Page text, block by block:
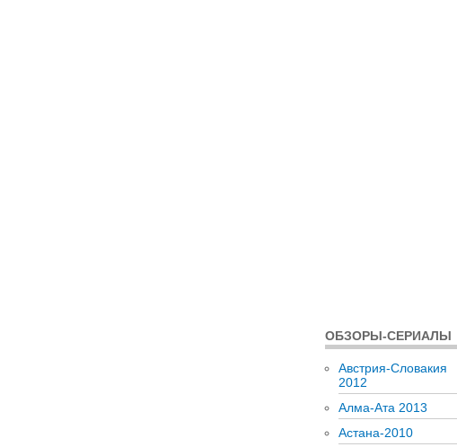
ОБЗОРЫ-СЕРИАЛЫ
Австрия-Словакия
2012
Алма-Ата 2013
Астана-2010